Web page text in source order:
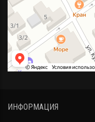
ИНФОРМАЦИЯ